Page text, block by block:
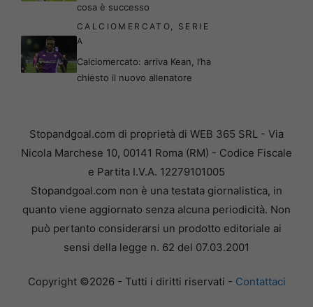
cosa è successo
CALCIOMERCATO
SERIE
A
Calciomercato: arriva Kean, l’ha
chiesto il nuovo allenatore
Stopandgoal.com di proprietà di WEB 365 SRL - Via
Nicola Marchese 10, 00141 Roma (RM) - Codice Fiscale
e Partita I.V.A. 12279101005
Stopandgoal.com non è una testata giornalistica, in
quanto viene aggiornato senza alcuna periodicità. Non
può pertanto considerarsi un prodotto editoriale ai
sensi della legge n. 62 del 07.03.2001
Copyright ©2026 - Tutti i diritti riservati - Contattaci